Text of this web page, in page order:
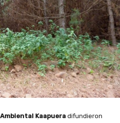
Kaapuera difundieron